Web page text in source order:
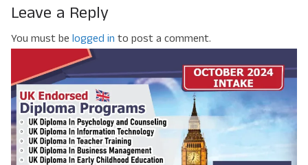
Leave a Reply
You must be logged in to post a comment.